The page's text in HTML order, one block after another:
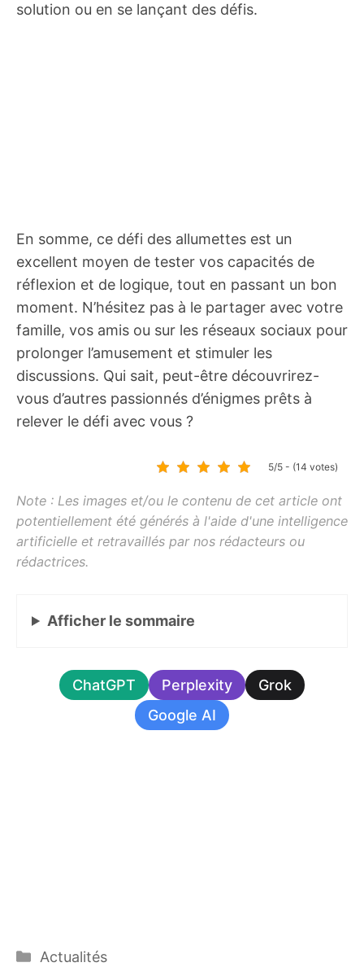
solution ou en se lançant des défis.
En somme, ce défi des allumettes est un
excellent moyen de tester vos capacités de
réflexion et de logique, tout en passant un bon
moment. N’hésitez pas à le partager avec votre
famille, vos amis ou sur les réseaux sociaux pour
prolonger l’amusement et stimuler les
discussions. Qui sait, peut-être découvrirez-
vous d’autres passionnés d’énigmes prêts à
relever le défi avec vous ?
5/5 - (14 votes)
Afficher le sommaire
ChatGPT Perplexity
Grok
Google AI
Catégories
Actualités